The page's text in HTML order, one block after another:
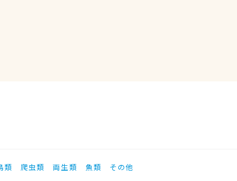
類 爬虫類 両生類 魚類 その他